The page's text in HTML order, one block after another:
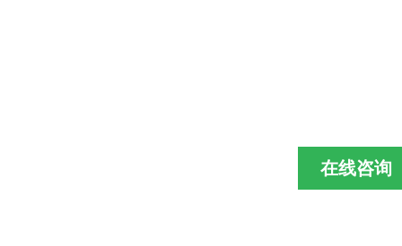
在线咨询